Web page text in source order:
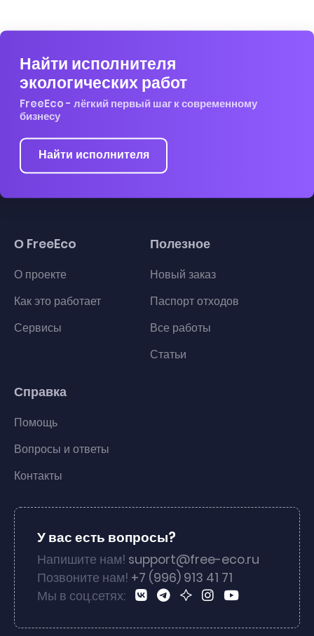
Найти исполнителя
экологических работ
FreeEco - лёгкий первый шаг к современному
бизнесу
Найти исполнителя
О FreeEco
О проекте
Как это работает
Сервисы
Полезное
Новый заказ
Паспорт отходов
Все работы
Статьи
Справка
Помощь
Вопросы и ответы
Контакты
У вас есть вопросы?
Напишите нам! support@free-eco.ru
Позвоните нам! +7 (996) 913 41 71
Мы в соц.сетях: